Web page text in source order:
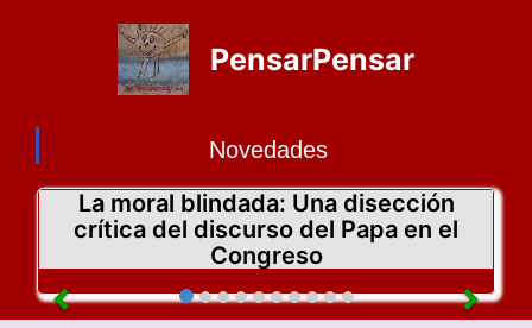
PensarPensar
Novedades
La moral blindada: Una disección
crítica del discurso del Papa en el
Congreso